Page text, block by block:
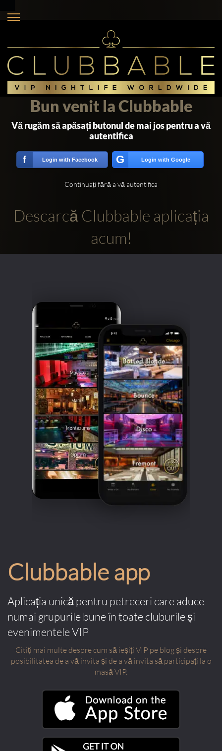
Conturi
sociale:
Bun venit la Clubbable
Vă rugăm să apăsați butonul de mai jos pentru a vă
autentifica
f Login with Facebook G Login with Google
Continuați fără a vă autentifica
Descarcă Clubbable aplicația
acum!
Clubbable app
Aplicația unică pentru petreceri care aduce
numai grupurile bune în toate cluburile și
evenimentele VIP
Citiți mai multe despre cum să ieșiți VIP pe blog și despre
posibilitatea de a vă invita și de a vă invita să participați la o
masă VIP.